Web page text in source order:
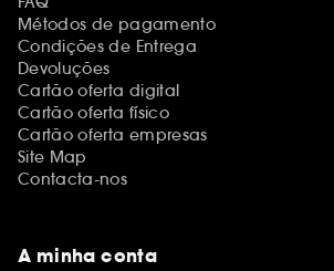
Métodos de pagamento
Condições de Entrega
Devoluções
Cartão oferta digital
Cartão oferta físico
Cartão oferta empresas
Site Map
Contacta-nos
A minha conta